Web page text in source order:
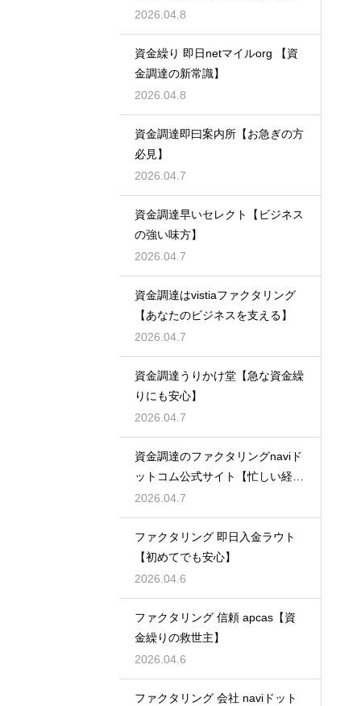
速させる】
2026.04.8
資金繰り 即日netマイルorg 【資
金調達の新常識】
2026.04.8
資金調達即曰案内所【お急ぎの方
必見】
2026.04.7
資金調達早いセレクト【ビジネス
の強い味方】
2026.04.7
資金調達はvistiaファクタリング
【あなたのビジネスを支える】
2026.04.7
資金調達うりかけ堂【急な資金繰
りにも安心】
2026.04.7
資金調達のファクタリングnaviド
ットコム公式サイト【忙しい経営
者必見】
2026.04.7
ファクタリング 即日入金ラウト
【初めてでも安心】
2026.04.6
ファクタリング 信頼 apcas【資
金繰りの救世主】
2026.04.6
ファクタリング 会社 naviドット